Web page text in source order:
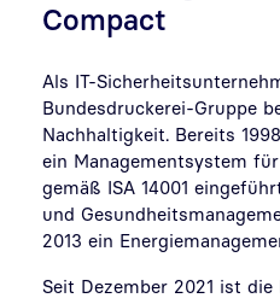
Compact
Als IT-
Bundesdruckerei-Gruppe
Nachhaltigkeit. Bereits
ein Managementsystem
gemäß ISA 14001
und
2013 ein
Seit Dezember 2021 ist